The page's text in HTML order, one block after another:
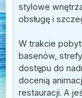
stylowe
obsługę i
W trakcie
basenów,
dostępu do
docenią
restauracji. A